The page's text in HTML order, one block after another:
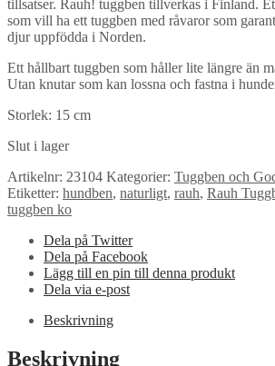
tillsatser. Rauh! tuggben tillverkas i Finland.
som vill ha ett tuggben med råvaror som
djur uppfödda i Norden.
Ett hållbart tuggben som håller lite längre än
Utan knutar som kan lossna och fastna i
Storlek: 15 cm
Slut i lager
Artikelnr: 23104 Kategorier: Tuggben och
Etiketter: hundben, naturligt, rauh, Rauh
tuggben ko
Dela på Twitter
Dela på Facebook
Lägg till en pin till denna produkt
Dela via e-post
Beskrivning
Beskrivning